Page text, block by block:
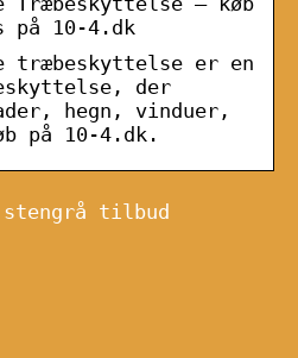
10-4.dk
træbeskyttelse er en
der
hegn, vinduer,
på 10-4.dk.
stengrå tilbud